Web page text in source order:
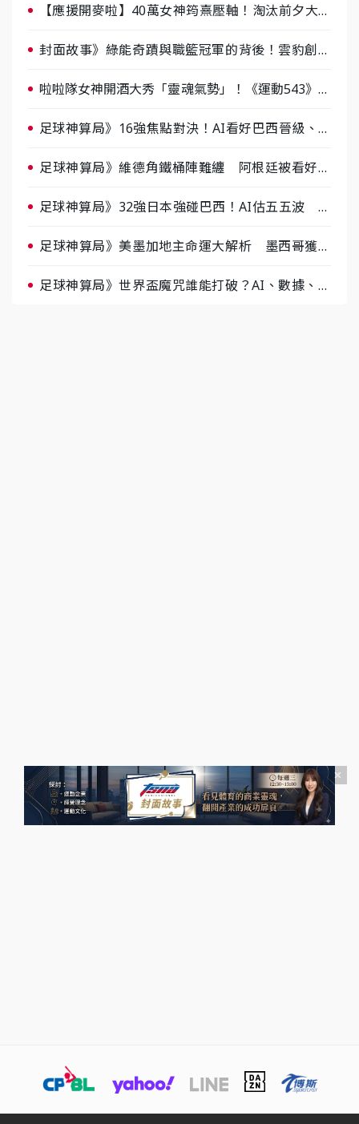
【應援開麥啦】40萬女神筠熹壓軸！淘汰前夕大混
封面故事》綠能奇蹟與職籃冠軍的背後！雲豹創辦
啦啦隊女神開酒大秀「靈魂氣勢」！《運動543》微
足球神算局》16強焦點對決！AI看好巴西晉級、數
足球神算局》維德角鐵桶陣難纏 阿根廷被看好下
足球神算局》32強日本強碰巴西！AI估五五波 牛
足球神算局》美墨加地主命運大解析 墨西哥獲數
足球神算局》世界盃魔咒誰能打破？AI、數據、塔